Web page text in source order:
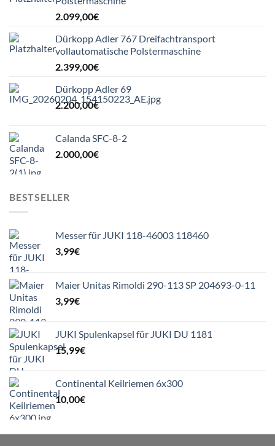
2.099,00€
Dürkopp Adler 767 Dreifachtransport
vollautomatische Polstermaschine
2.399,00€
Dürkopp Adler 69
2.200,00€
Calanda SFC-8-2
2.000,00€
BESTSELLER
Messer für JUKI 118-46003 118460
3,99€
Maier Unitas Rimoldi 290-113 SP 204693-0-11
3,99€
JUKI Spulenkapsel für JUKI DU 1181
15,99€
Continental Keilriemen 6x300
10,00€